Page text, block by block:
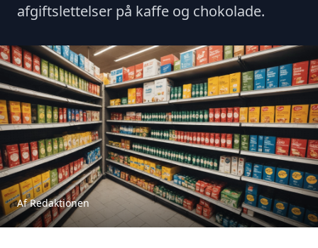
afgiftslettelser på kaffe og chokolade.
Af Redaktionen